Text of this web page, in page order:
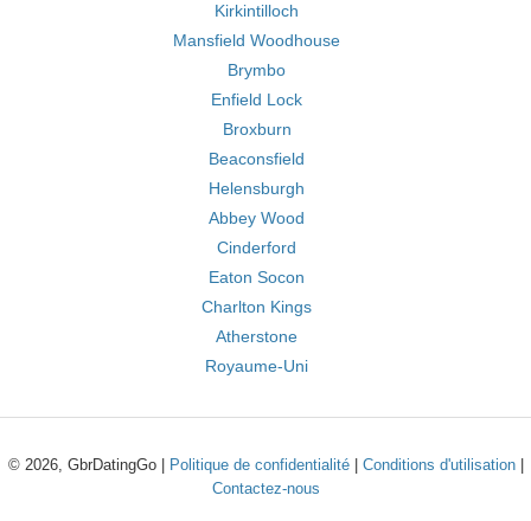
Kirkintilloch
Mansfield Woodhouse
Brymbo
Enfield Lock
Broxburn
Beaconsfield
Helensburgh
Abbey Wood
Cinderford
Eaton Socon
Charlton Kings
Atherstone
Royaume-Uni
© 2026, GbrDatingGo | Politique de confidentialité| Conditions d'utilisation|
Contactez-nous